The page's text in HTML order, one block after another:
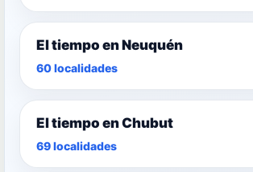
El tiempo en Neuquén
60 localidades
El tiempo en Chubut
69 localidades